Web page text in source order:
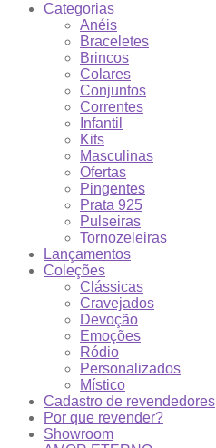
Categorias
Anéis
Braceletes
Brincos
Colares
Conjuntos
Correntes
Infantil
Kits
Masculinas
Ofertas
Pingentes
Prata 925
Pulseiras
Tornozeleiras
Lançamentos
Coleções
Clássicas
Cravejados
Devoção
Emoções
Ródio
Personalizados
Místico
Cadastro de revendedores
Por que revender?
Showroom